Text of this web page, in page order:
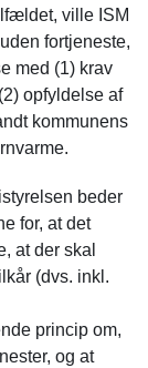
ville ISM
fortjeneste,
med (1) krav
opfyldelse af
kommunens
beder
for, at det
at der skal
(dvs. inkl.
princip om,
og at